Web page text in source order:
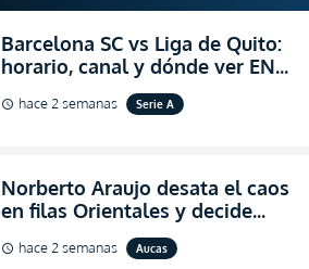
Barcelona SC vs Liga de Quito:
horario, canal y dónde ver EN
VIVO la Fecha 22 de la LigaPro
2026
schedule hace 2 semanas Serie A
Norberto Araujo desata el caos
en filas Orientales y decide
abandonar la dirección técnica
de Aucas
schedule hace 2 semanas Aucas